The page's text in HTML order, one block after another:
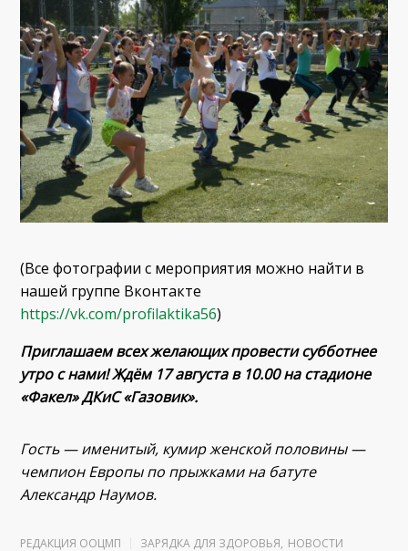
(Все фотографии с мероприятия можно найти в
нашей группе Вконтакте
https://vk.com/profilaktika56)
Приглашаем всех желающих провести субботнее
утро с нами! Ждём 17 августа в 10.00 на стадионе
«Факел» ДКиС «Газовик».
Гость — именитый, кумир женской половины —
чемпион Европы по прыжками на батуте
Александр Наумов.
РЕДАКЦИЯ ООЦМП ЗАРЯДКА ДЛЯ ЗДОРОВЬЯ, НОВОСТИ